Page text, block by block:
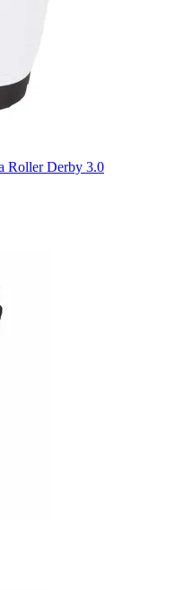
Roller Derby 3.0